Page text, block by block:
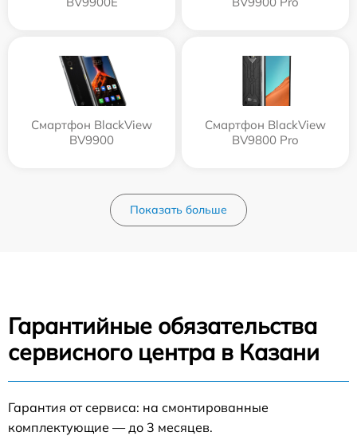
Смартфон BlackView
BV9900
Смартфон BlackView
BV9800 Pro
Показать больше
Гарантийные обязательства
сервисного центра в Казани
Гарантия от сервиса: на смонтированные
комплектующие — до 3 месяцев.